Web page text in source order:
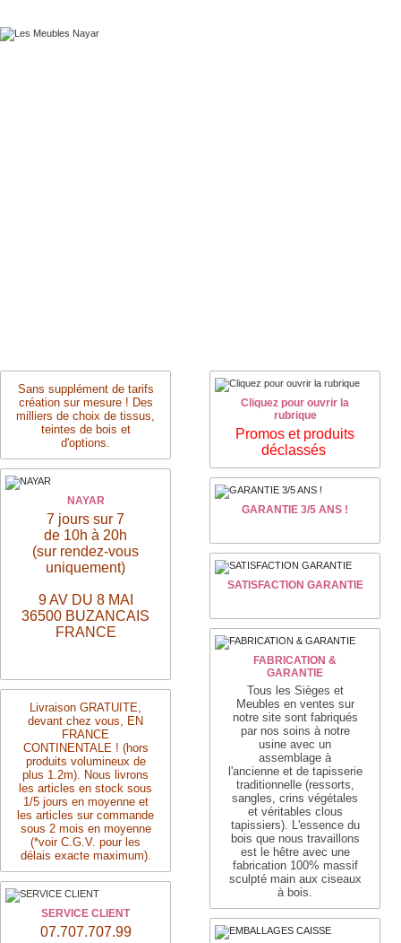
Sans supplément de tarifs
création sur mesure ! Des
milliers de choix de tissus,
teintes de bois et
d'options.
NAYAR
7 jours sur 7
de 10h à 20h
(sur rendez-vous
uniquement)
9 AV DU 8 MAI
36500 BUZANCAIS
FRANCE
Livraison GRATUITE,
devant chez vous, EN
FRANCE
CONTINENTALE ! (hors
produits volumineux de
plus 1.2m). Nous livrons
les articles en stock sous
1/5 jours en moyenne et
les articles sur commande
sous 2 mois en moyenne
(*voir C.G.V. pour les
délais exacte maximum).
SERVICE CLIENT
07.707.707.99
Cliquez pour ouvrir la
rubrique
Promos et produits
déclassés
GARANTIE 3/5 ANS !
SATISFACTION GARANTIE
FABRICATION &
GARANTIE
Tous les Sièges et
Meubles en ventes sur
notre site sont fabriqués
par nos soins à notre
usine avec un
assemblage à
l'ancienne et de tapisserie
traditionnelle (ressorts,
sangles, crins végétales
et véritables clous
tapissiers). L'essence du
bois que nous travaillons
est le hêtre avec une
fabrication 100% massif
sculpté main aux ciseaux
à bois.